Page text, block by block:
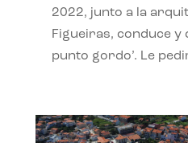
2022, junto a la
Figueiras, conduce y
punto gordo’. Le